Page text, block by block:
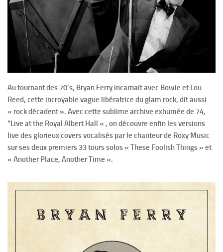
Au tournant des 70’s, Bryan Ferry incarnait avec Bowie et Lou
Reed, cette incroyable vague libératrice du glam rock, dit aussi
« rock décadent ». Avec cette sublime archive exhumée de 74,
“Live at the Royal Albert Hall « , on découvre enfin les versions
live des glorieux covers vocalisés par le chanteur de Roxy Music
sur ses deux premiers 33 tours solos « These Foolish Things » et
« Another Place, Another Time ».